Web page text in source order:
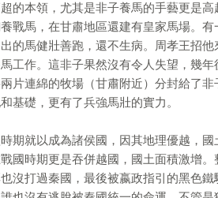
的本領，尤其是非子養馬的手藝更是
戰馬，在甘肅地區還建有皇家馬場。
的馬健壯善跑，還不生病。周孝王招
工作。這非子果然沒有令人失望，幾
片連綿的牧場（甘肅附近）分封給了
基礎，更有了兵強馬壯的實力。
期就以成為諸侯國，因其地理優越，
國時期更是吞併越國，國土面積激增
沒打過秦國，最後被嬴政指引的黑色